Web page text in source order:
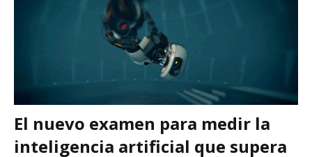
El nuevo examen para medir la
inteligencia artificial que supera